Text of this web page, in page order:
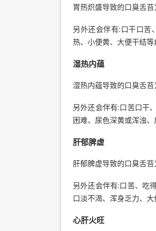
胃热炽盛导致的口臭舌苔
另外还会伴有:口干口苦
热、小便黄、大便干结等
湿热内蕴
湿热内蕴导致的口臭舌苔
另外还会伴有:口苦口干
困难、尿色深黄或浑浊、
肝郁脾虚
肝郁脾虚导致的口臭舌苔
另外还会伴有:口苦、吃
口淡不渴、浑身乏力、大
心肝火旺